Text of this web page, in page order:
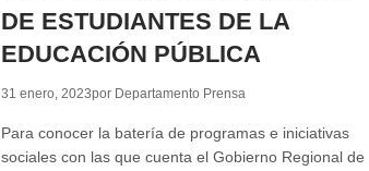
DE ESTUDIANTES DE LA
EDUCACIÓN PÚBLICA
31 enero, 2023por Departamento Prensa
Para conocer la batería de programas e iniciativas
sociales con las que cuenta el Gobierno Regional de